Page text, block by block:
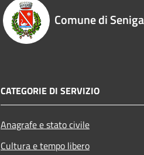
Comune di Seniga
CATEGORIE DI SERVIZIO
Anagrafe e stato civile
Cultura e tempo libero